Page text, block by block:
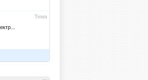
Тема